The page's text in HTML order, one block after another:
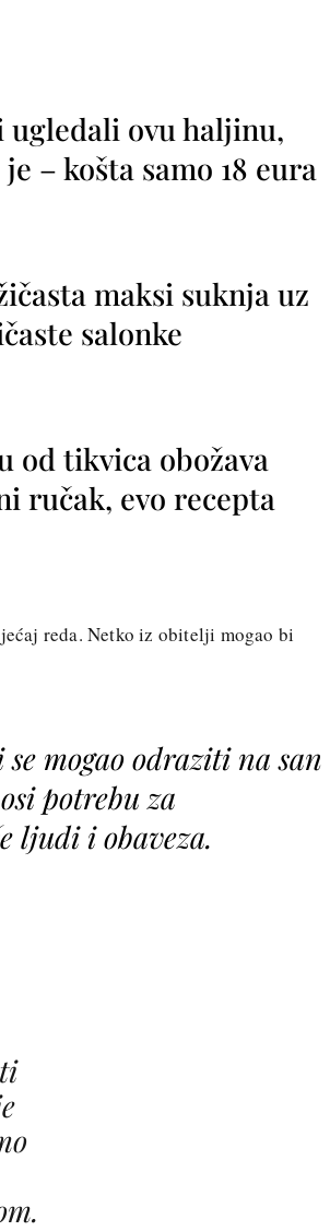
ugledali ovu haljinu,
– košta samo 18 eura
maksi suknja uz
salonke
od tikvica obožava
ručak, evo recepta
reda. Netko iz obitelji mogao bi
mogao odraziti na san
potrebu za
ljudi i obaveza.